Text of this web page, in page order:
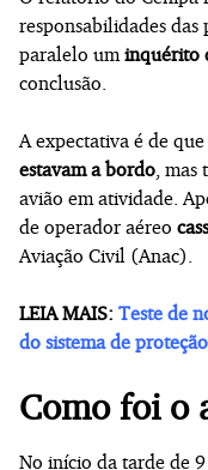
responsabilidades das
paralelo uminquérito
conclusão.
A expectativa é de
estavam a bordo, mas
avião em atividade.
de operador aéreo
Aviação Civil (Anac).
LEIA MAIS: Teste de
do sistema de
Como foi o
No início da tarde de